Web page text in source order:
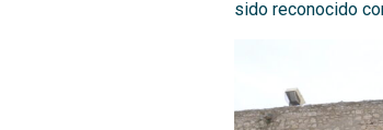
sido reconocido